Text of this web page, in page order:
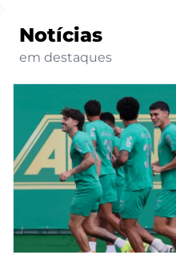
Notícias
em destaques